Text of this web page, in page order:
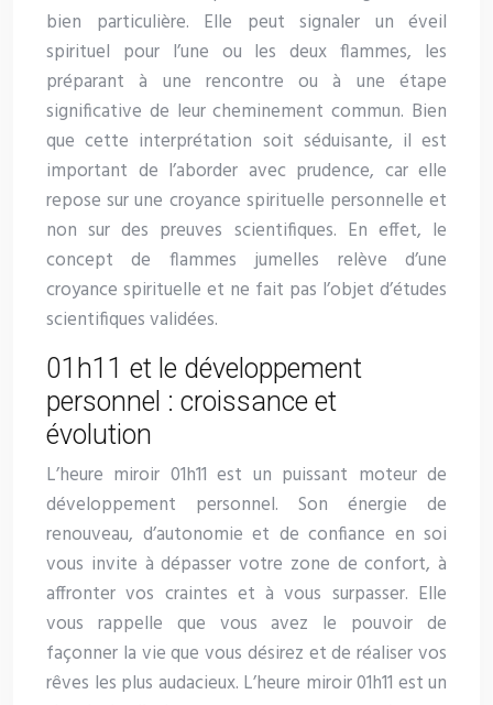
bien particulière. Elle peut signaler un éveil
spirituel pour l’une ou les deux flammes, les
préparant à une rencontre ou à une étape
significative de leur cheminement commun. Bien
que cette interprétation soit séduisante, il est
important de l’aborder avec prudence, car elle
repose sur une croyance spirituelle personnelle et
non sur des preuves scientifiques. En effet, le
concept de flammes jumelles relève d’une
croyance spirituelle et ne fait pas l’objet d’études
scientifiques validées.
01h11 et le développement
personnel : croissance et
évolution
L’heure miroir 01h11 est un puissant moteur de
développement personnel. Son énergie de
renouveau, d’autonomie et de confiance en soi
vous invite à dépasser votre zone de confort, à
affronter vos craintes et à vous surpasser. Elle
vous rappelle que vous avez le pouvoir de
façonner la vie que vous désirez et de réaliser vos
rêves les plus audacieux. L’heure miroir 01h11 est un